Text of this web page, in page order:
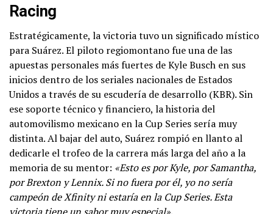
Racing
Estratégicamente, la victoria tuvo un significado místico
para Suárez. El piloto regiomontano fue una de las
apuestas personales más fuertes de Kyle Busch en sus
inicios dentro de los seriales nacionales de Estados
Unidos a través de su escudería de desarrollo (KBR). Sin
ese soporte técnico y financiero, la historia del
automovilismo mexicano en la Cup Series sería muy
distinta. Al bajar del auto, Suárez rompió en llanto al
dedicarle el trofeo de la carrera más larga del año a la
memoria de su mentor: «Esto es por Kyle, por Samantha,
por Brexton y Lennix. Si no fuera por él, yo no sería
campeón de Xfinity ni estaría en la Cup Series. Esta